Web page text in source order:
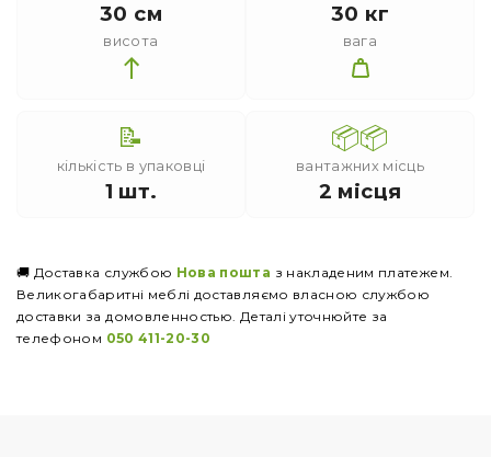
30 см
висота
30 кг
вага
📝
кількість в упаковці
1 шт.
📦📦
вантажних місць
2 місця
🚚 Доставка службою Нова пошта з накладеним платежем.
Великогабаритні меблі доставляємо власною службою
доставки за домовленностью. Деталі уточнюйте за
телефоном 050 411-20-30